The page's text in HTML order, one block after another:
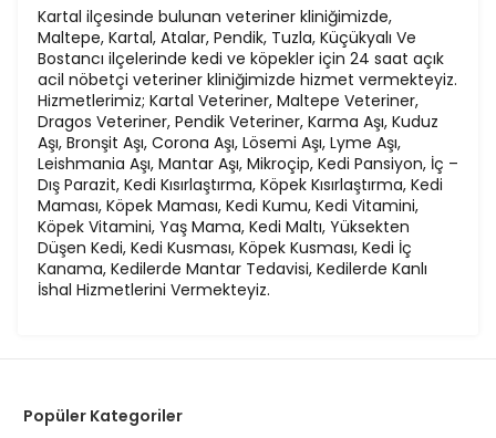
Kartal ilçesinde bulunan veteriner kliniğimizde,
Maltepe, Kartal, Atalar, Pendik, Tuzla, Küçükyalı Ve
Bostancı ilçelerinde kedi ve köpekler için 24 saat açık
acil nöbetçi veteriner kliniğimizde hizmet vermekteyiz.
Hizmetlerimiz; Kartal Veteriner, Maltepe Veteriner,
Dragos Veteriner, Pendik Veteriner, Karma Aşı, Kuduz
Aşı, Bronşit Aşı, Corona Aşı, Lösemi Aşı, Lyme Aşı,
Leishmania Aşı, Mantar Aşı, Mikroçip, Kedi Pansiyon, İç –
Dış Parazit, Kedi Kısırlaştırma, Köpek Kısırlaştırma, Kedi
Maması, Köpek Maması, Kedi Kumu, Kedi Vitamini,
Köpek Vitamini, Yaş Mama, Kedi Maltı, Yüksekten
Düşen Kedi, Kedi Kusması, Köpek Kusması, Kedi İç
Kanama, Kedilerde Mantar Tedavisi, Kedilerde Kanlı
İshal Hizmetlerini Vermekteyiz.
Popüler Kategoriler